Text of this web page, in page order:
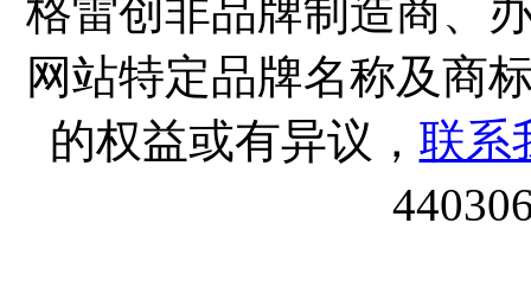
格雷创非品牌制造商、
网站特定品牌名称及商
的权益或有异议， 联系